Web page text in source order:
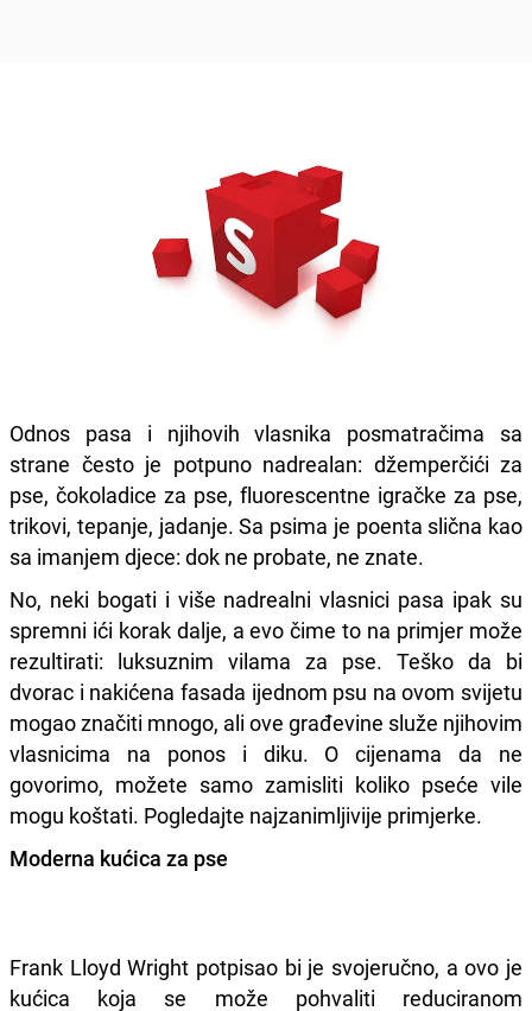
Odnos pasa i njihovih vlasnika posmatračima sa
strane često je potpuno nadrealan: džemperčići za
pse, čokoladice za pse, fluorescentne igračke za pse,
trikovi, tepanje, jadanje. Sa psima je poenta slična kao
sa imanjem djece: dok ne probate, ne znate.
No, neki bogati i više nadrealni vlasnici pasa ipak su
spremni ići korak dalje, a evo čime to na primjer može
rezultirati: luksuznim vilama za pse. Teško da bi
dvorac i nakićena fasada ijednom psu na ovom svijetu
mogao značiti mnogo, ali ove građevine služe njihovim
vlasnicima na ponos i diku. O cijenama da ne
govorimo, možete samo zamisliti koliko pseće vile
mogu koštati. Pogledajte najzanimljivije primjerke.
Moderna kućica za pse
Frank Lloyd Wright potpisao bi je svojeručno, a ovo je
kućica koja se može pohvaliti reduciranom